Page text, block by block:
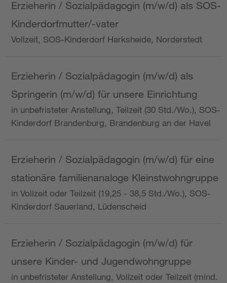
Erzieherin / Sozialpädagogin (m/w/d) als SOS-
Kinderdorfmutter/-vater
Vollzeit, SOS-Kinderdorf Harksheide, Norderstedt
Erzieherin / Sozialpädagogin (m/w/d) als
Springerin (m/w/d) für unsere Einrichtung
in unbefristeter Anstellung, Teilzeit (30 Std./Wo.), SOS-
Kinderdorf Brandenburg, Brandenburg an der Havel
Erzieherin / Sozialpädagogin (m/w/d) für eine
stationäre familienanaloge Kleinstwohngruppe
in Vollzeit oder Teilzeit (19,25 - 38,5 Std./Wo.), SOS-
Kinderdorf Sauerland, Lüdenscheid
Erzieherin / Sozialpädagogin (m/w/d) für
unsere Kinder- und Jugendwohngruppe
in unbefristeter Anstellung, Vollzeit oder Teilzeit (mind.